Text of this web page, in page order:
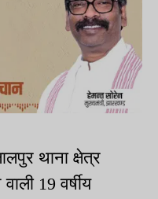
थाना क्षेत्र
19 वर्षीय